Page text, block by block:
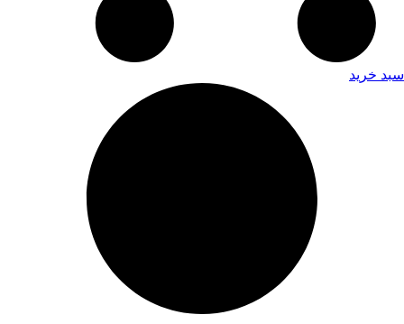
سبد خرید